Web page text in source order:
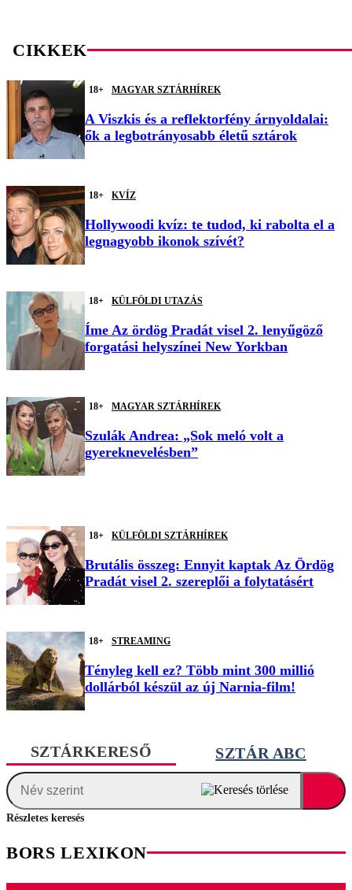
CIKKEK
18+ MAGYAR SZTÁRHÍREK
A Viszkis és a reflektorfény árnyoldalai:
ők a legbotrányosabb életű sztárok
18+ KVÍZ
Hollywoodi kvíz: te tudod, ki rabolta el a
legnagyobb ikonok szívét?
18+ KÜLFÖLDI UTAZÁS
Íme Az ördög Pradát visel 2. lenyűgöző
forgatási helyszínei New Yorkban
18+ MAGYAR SZTÁRHÍREK
Szulák Andrea: „Sok meló volt a
gyereknevelésben”
18+ KÜLFÖLDI SZTÁRHÍREK
Brutális összeg: Ennyit kaptak Az Ördög
Pradát visel 2. szereplői a folytatásért
18+ STREAMING
Tényleg kell ez? Több mint 300 millió
dollárból készül az új Narnia-film!
SZTÁRKERESŐ SZTÁR ABC
Részletes keresés
BORS LEXIKON